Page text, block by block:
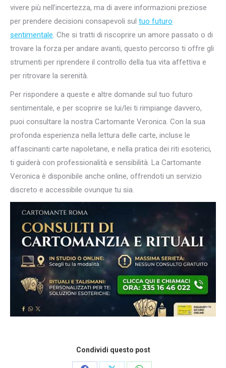
vivere più nell’incertezza, ma di avere informazioni preziose
per prendere decisioni consapevoli sul tuo futuro
sentimentale. Che si tratti di riscoprire un amore passato o di
trovare la forza per andare avanti, questo percorso ti offre gli
strumenti per riprendere il controllo della tua vita affettiva e
per ritrovare la serenità.
Per rispondere a queste e altre domande sul tuo futuro
sentimentale, e per scoprire se lui/lei ti rimpiange davvero,
puoi consultare la nostra Cartomante Veronica. Con la sua
profonda esperienza nella lettura delle carte, incluse le
affascinanti carte napoletane, e nella pratica dei riti esoterici,
ti guiderà con professionalità e sensibilità. La Cartomante
Veronica è disponibile anche online, offrendoti un servizio
discreto e accessibile ovunque tu sia.
Condividi questo post